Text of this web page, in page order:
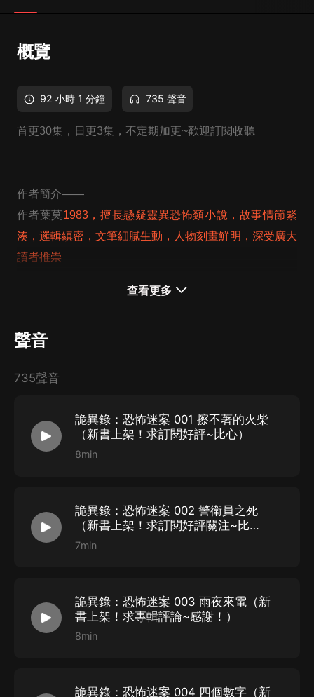
概覽
92 小時 1 分鐘 735 聲音
首更30集，日更3集，不定期加更~歡迎訂閱收聽
作者簡介——
作者葉莫1983，擅長懸疑靈異恐怖類小說，故事情節緊
湊，邏輯縝密，文筆細膩生動，人物刻畫鮮明，深受廣大
讀者推崇
老屋里的殘念，強大鬼魂的身份，
染血的新娘，上古凶獸的恐怖……
背后的操控者，究竟是誰？
查看更多
聲音
735聲音
詭異錄：恐怖迷案 001 擦不著的火柴
（新書上架！求訂閱好評~比心）
8min
詭異錄：恐怖迷案 002 警衛員之死
（新書上架！求訂閱好評關注~比
心）
7min
詭異錄：恐怖迷案 003 雨夜來電（新
書上架！求專輯評論~感謝！）
8min
詭異錄：恐怖迷案 004 四個數字（新